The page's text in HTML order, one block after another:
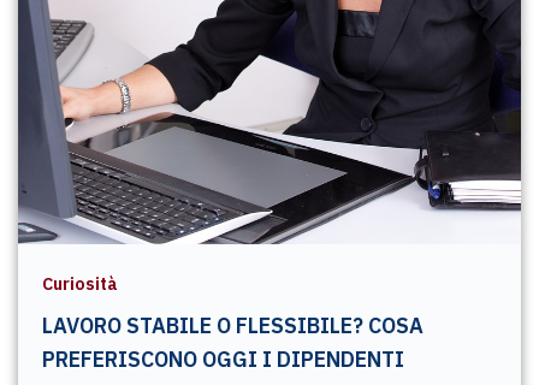
Curiosità
LAVORO STABILE O FLESSIBILE? COSA
PREFERISCONO OGGI I DIPENDENTI